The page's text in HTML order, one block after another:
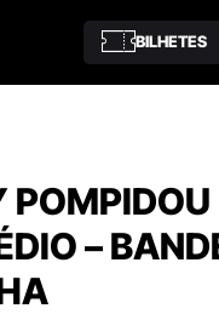
BILHETES
POMPIDOU
–